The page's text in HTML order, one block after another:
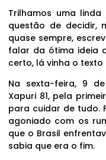
Trilhamos uma linda
questão de decidir,
quase sempre,
falar da ótima ideia
certo, lá vinha o
Na sexta-feira, 9
Xapuri 81, pela
para cuidar de tudo.
agoniado com os
que o Brasil
sabia que era o fim.